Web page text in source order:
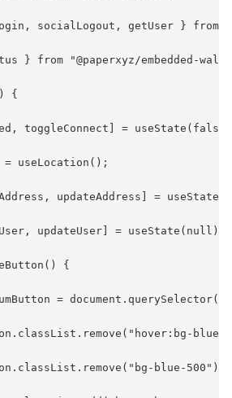
socialLogout, getUser }
} from "@paperxyz/embedded-
{
toggleConnect] =
useLocation();
updateAddress] =
updateUser] = useState(null);
{
=
blue-
blue-500");